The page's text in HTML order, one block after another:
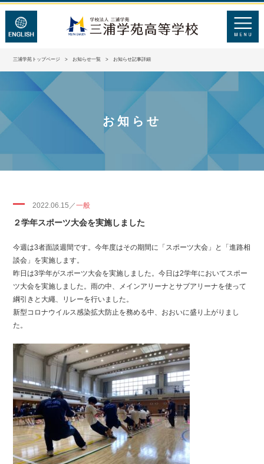
三浦学苑トップページ >お知らせ一覧 > お知らせ記事詳細
お知らせ
2022.06.15／一般
２学年スポーツ大会を実施しました
今週は3者面談週間です。今年度はその期間に「スポーツ大会」と「進路相
談会」を実施します。
昨日は3学年がスポーツ大会を実施しました。今日は2学年においてスポー
ツ大会を実施しました。雨の中、メインアリーナとサブアリーナを使って
綱引きと大繩、リレーを行いました。
新型コロナウイルス感染拡大防止を務める中、おおいに盛り上がりまし
た。